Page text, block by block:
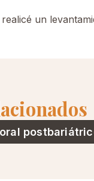
un